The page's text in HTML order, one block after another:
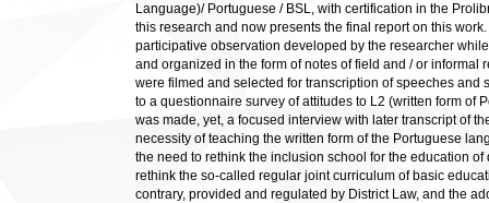
Language)/ Portuguese / BSL, with certification in the
this research and now presents the final report on this
participative observation developed by the researcher
and organized in the form of notes of field and / or informal
were filmed and selected for transcription of speeches
to a questionnaire survey of attitudes to L2 (written form of
was made, yet, a focused interview with later transcript of
necessity of teaching the written form of the Portuguese
the need to rethink the inclusion school for the education
rethink the so-called regular joint curriculum of basic
contrary, provided and regulated by District Law, and the